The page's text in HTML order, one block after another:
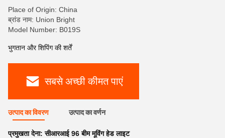
Place of Origin: China
ब्रांड नाम: Union Bright
Model Number: B019S
भुगतान और शिपिंग की शर्तें
सबसे अच्छी कीमत पाएं
उत्पाद का विवरण उत्पाद का वर्णन
प्रमुखता देना:सीआरआई 96 बीम मूविंग हेड लाइट